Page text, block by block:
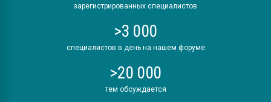
зарегистрированных специалистов
>3 000
специалистов в день на нашем форуме
>20 000
тем обсуждается